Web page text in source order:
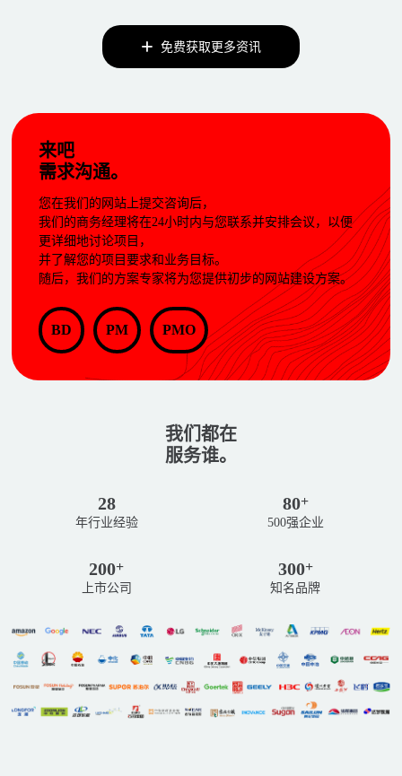
免费获取更多资讯
来吧
需求沟通。
您在我们的网站上提交咨询后，
我们的商务经理将在24小时内与您联系并安排会议，以便
更详细地讨论项目，
并了解您的项目要求和业务目标。
随后，我们的方案专家将为您提供初步的网站建设方案。
BD PM PMO
我们都在
服务谁。
28
年行业经验
80+
500强企业
200+
上市公司
300+
知名品牌